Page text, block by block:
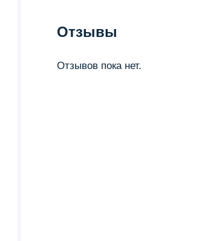
Отзывы
Отзывов пока нет.